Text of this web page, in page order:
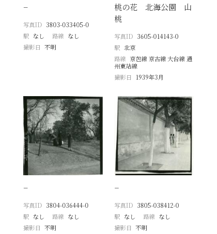
−
写真ID 3803-033405-0
駅 なし 路線 なし
撮影日
不明
桃の花 北海公園 山
桃
写真ID 3605-014143-0
駅 北京
路線 京包線 京古線 大台線 通
州東站線
撮影日
1939年3月
−
写真ID 3804-036444-0
駅 なし 路線 なし
撮影日
不明
−
写真ID 3805-038412-0
駅 なし 路線 なし
撮影日 不明